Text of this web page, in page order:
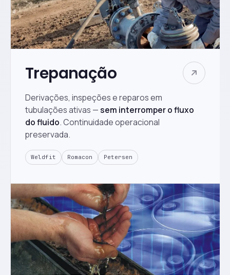
Trepanação
Derivações, inspeções e reparos em
tubulações ativas —sem interromper o fluxo
do fluido. Continuidade operacional
preservada.
Weldfit Romacon Petersen